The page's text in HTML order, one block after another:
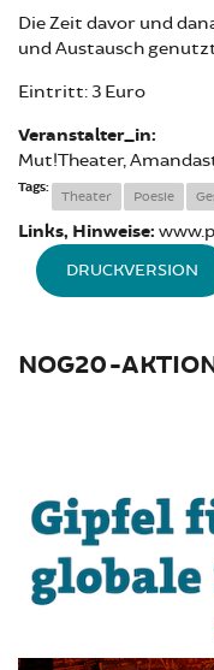
Die Zeit davor und
und Austausch
Eintritt: 3 Euro
Veranstalter_in:
Mut!Theater,
Tags:
Theater Poesie
Links, Hinweise:
DRUCKVERSION
NOG20-